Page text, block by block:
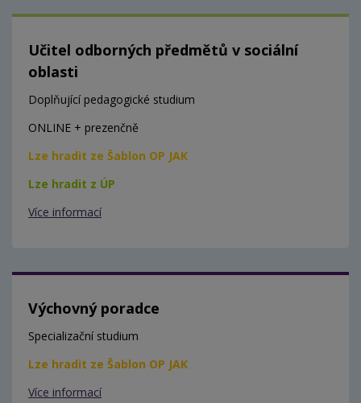
Učitel odborných předmětů v sociální
oblasti
Doplňující pedagogické studium
ONLINE + prezenčně
Lze hradit ze Šablon OP JAK
Lze hradit z ÚP
Více informací
Výchovný poradce
Specializační studium
Lze hradit ze Šablon OP JAK
Více informací